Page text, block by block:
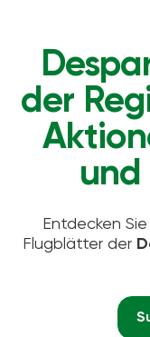
der
Entdecken
Flugblätter der